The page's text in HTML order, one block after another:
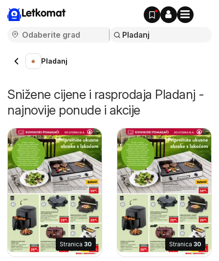
Letkomat
Pladanj
Snižene cijene i rasprodaja Pladanj -
najnovije ponude i akcije
Stranica 30 Stranica 30